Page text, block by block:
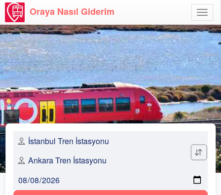
Aç
Oraya Nasıl Giderim